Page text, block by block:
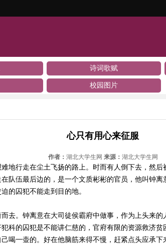
诗词歌赋
校园图片
心只有用心来征服
作者： 湖北大学生网 来源： 湖北大学生网
地行走在尘土飞扬的路上。时而有人倒下去，然
队伍最后边的，是一个文质彬彬的官员，他叫钟
的囚犯不能走到目的地。
去。钟离意在大司徒侯霸府中做事，作为上头来
科的囚犯是不能讲仁慈的，官府有限的资源救济
喝一壶的。好在他脑筋来得不慢，赶紧点头应承